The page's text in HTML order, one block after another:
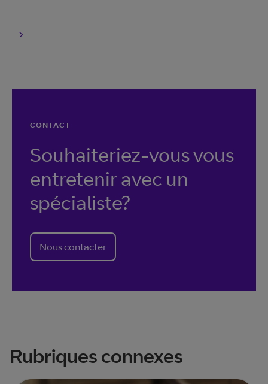
CONTACT
Souhaiteriez-vous vous
entretenir avec un
spécialiste?
Nous contacter
Rubriques connexes